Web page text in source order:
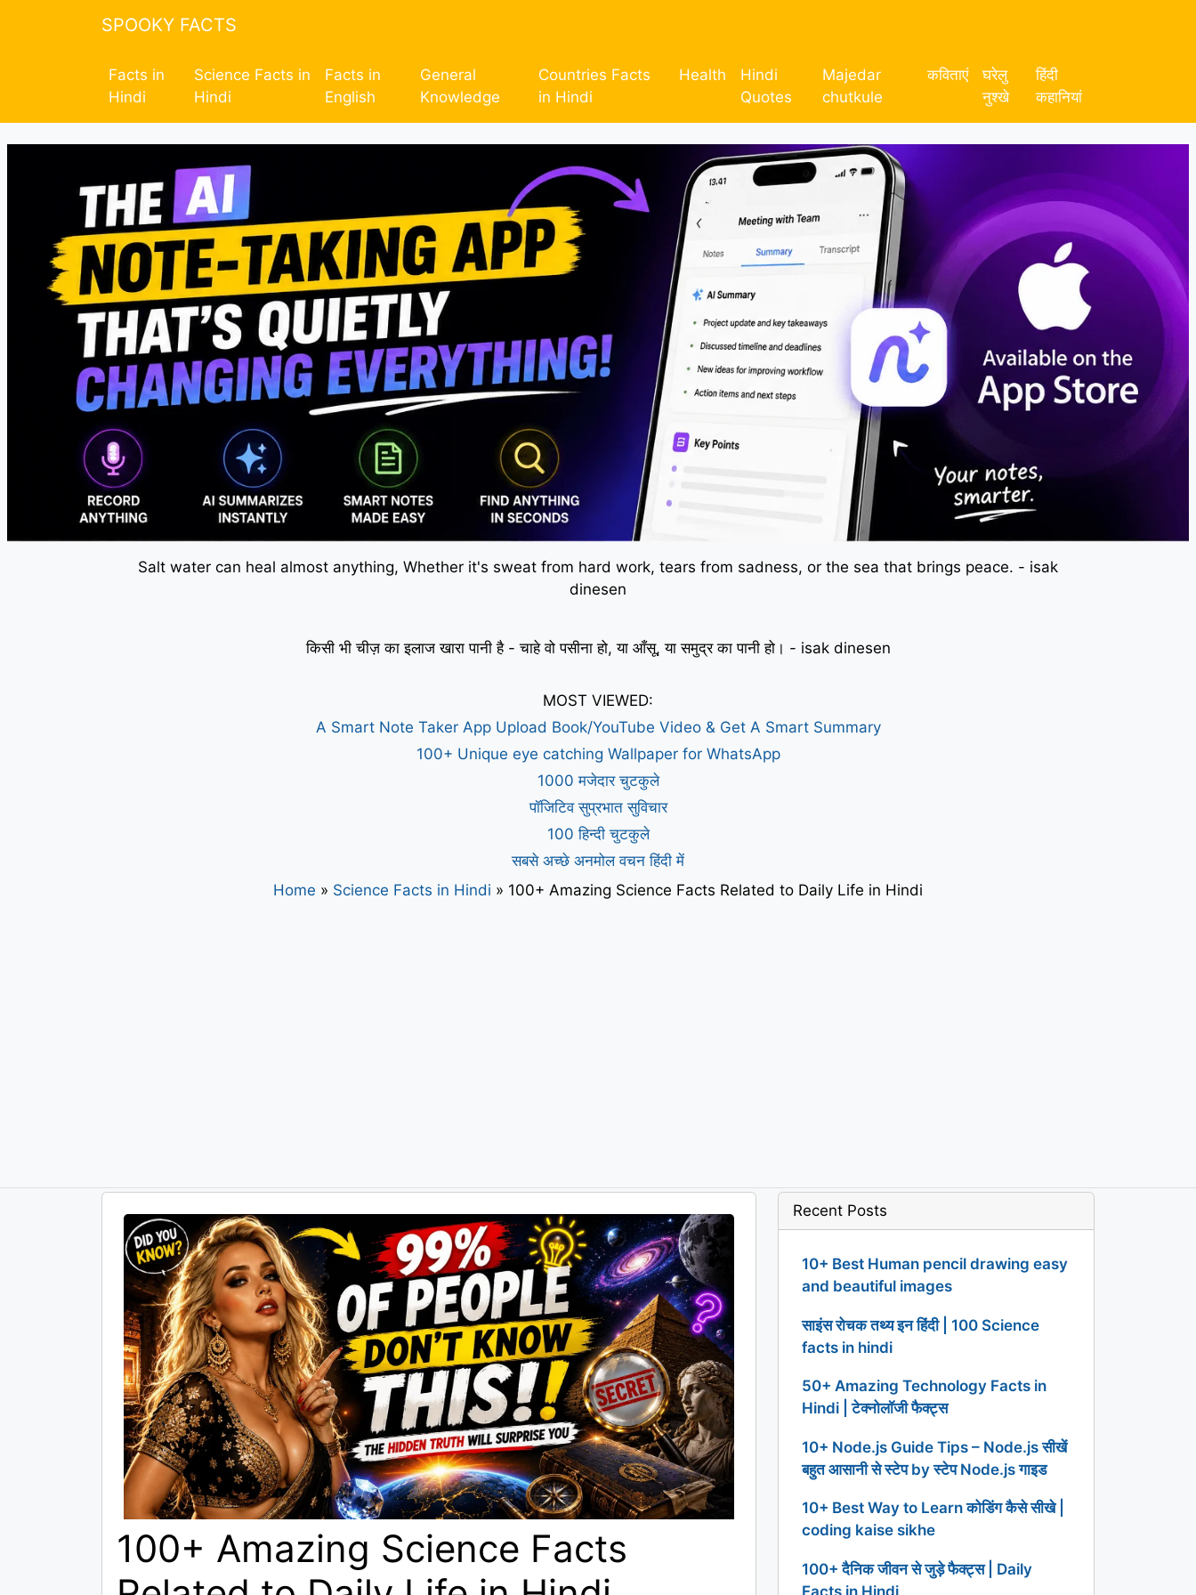
SPOOKY FACTS
Facts in
Hindi
Science Facts in
Hindi
Facts in
English
General
Knowledge
Countries Facts
in Hindi
Health
Hindi
Quotes
Majedar
chutkule
कविताएं
घरेलु
नुश्खे
हिंदी
कहानियां
Salt water can heal almost anything, Whether it's sweat from hard work, tears from sadness, or the sea that brings peace. - isak
dinesen
किसी भी चीज़ का इलाज खारा पानी है - चाहे वो पसीना हो, या आँसू, या समुद्र का पानी हो। - isak dinesen
MOST VIEWED:
A Smart Note Taker App Upload Book/YouTube Video & Get A Smart Summary
100+ Unique eye catching Wallpaper for WhatsApp
1000 मजेदार चुटकुले
पॉजिटिव सुप्रभात सुविचार
100 हिन्दी चुटकुले
सबसे अच्छे अनमोल वचन हिंदी में
Home » Science Facts in Hindi » 100+ Amazing Science Facts Related to Daily Life in Hindi
100+ Amazing Science Facts
Recent Posts
10+ Best Human pencil drawing easy
and beautiful images
साइंस रोचक तथ्य इन हिंदी | 100 Science
facts in hindi
50+ Amazing Technology Facts in
Hindi | टेक्नोलॉजी फैक्ट्स
10+ Node.js Guide Tips – Node.js सीखें
बहुत आसानी से स्टेप by स्टेप Node.js गाइड
10+ Best Way to Learn कोडिंग कैसे सीखे |
coding kaise sikhe
100+ दैनिक जीवन से जुड़े फैक्ट्स | Daily
Facts in Hindi